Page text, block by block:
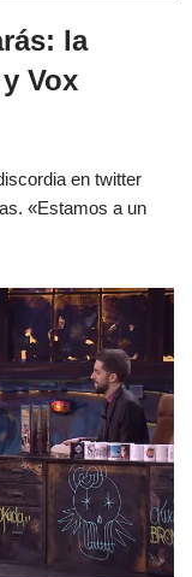
la
Vox
en twitter
«Estamos a un